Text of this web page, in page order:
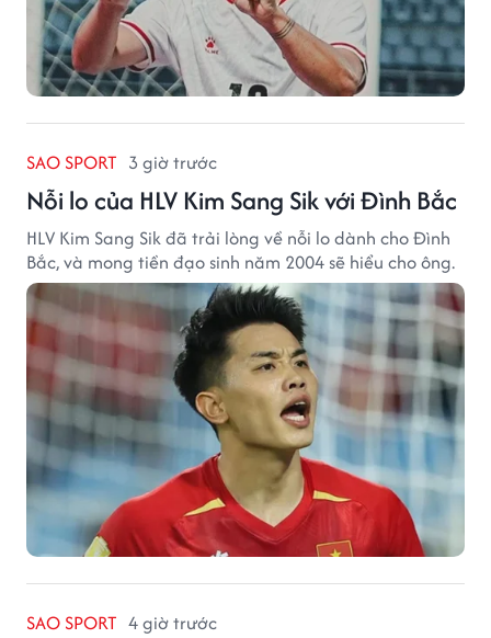
SAO SPORT 3 giờ trước
Nỗi lo của HLV Kim Sang Sik với Đình Bắc
HLV Kim Sang Sik đã trải lòng về nỗi lo dành cho Đình
Bắc, và mong tiền đạo sinh năm 2004 sẽ hiểu cho ông.
SAO SPORT 4 giờ trước